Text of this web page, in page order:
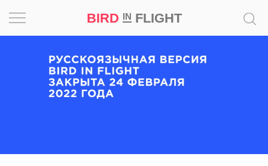
BIRD INFLIGHT